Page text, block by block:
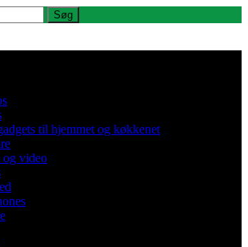
til hjemmet og køkkenet
og video